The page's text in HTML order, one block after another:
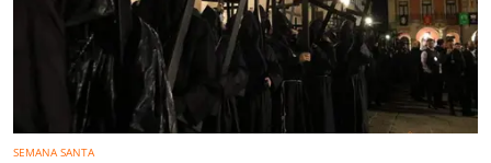
SEMANA SANTA